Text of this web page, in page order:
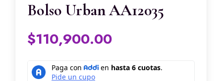
Bolso Urban AA12035
$110,900.00